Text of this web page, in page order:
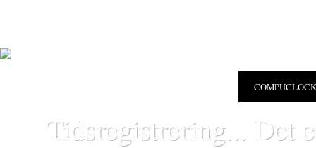
COMPUCLOCK
Tidsregistrering... Det